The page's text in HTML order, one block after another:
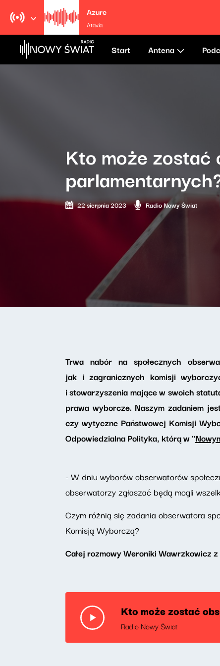
Azure
Atavia
Start Antena
Kto może
22 sierpnia 2023 Radio Nowy Świat
Trwa nabór na społecznych
jak i zagranicznych komisji
i stowarzyszenia mające w swoich
prawa wyborcze. Naszym zadaniem
czy wytyczne Państwowej Komisji
Odpowiedzialna Polityka, którą w "
- W dniu wyborów obserwatorów
obserwatorzy zgłaszać będą mogli
Czym różnią się zadania obserwatora
Komisją Wyborczą?
Całej rozmowy Weroniki Wawrzkowicz
Kto może zostać
Radio Nowy Świat